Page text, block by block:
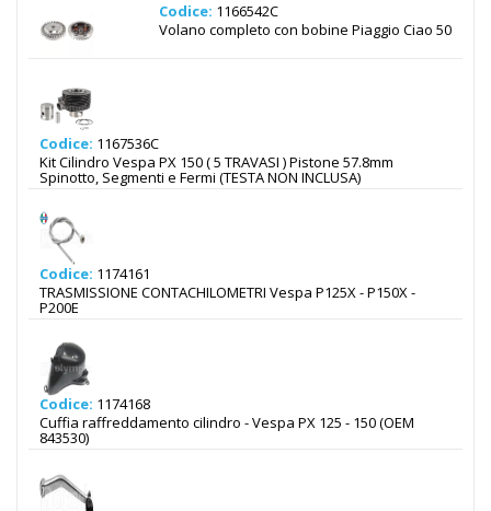
Codice: 1166542C
Volano completo con bobine Piaggio Ciao 50
Codice: 1167536C
Kit Cilindro Vespa PX 150 ( 5 TRAVASI ) Pistone 57.8mm
Spinotto, Segmenti e Fermi (TESTA NON INCLUSA)
Codice: 1174161
TRASMISSIONE CONTACHILOMETRI Vespa P125X - P150X -
P200E
Codice: 1174168
Cuffia raffreddamento cilindro - Vespa PX 125 - 150 (OEM
843530)